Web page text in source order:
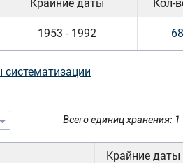
Крайние даты Кол-
1953 - 1992
систематизации
Всего единиц хранения:
Крайние даты